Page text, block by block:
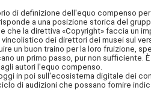
di definizione dell'equo compenso
a una posizione storica del
la direttiva «Copyright» faccia un
dei direttori dei musei sul
un buon traino per la loro fruizione,
un primo passo, pur non sufficiente.
autori l'equo compenso.
in poi sull'ecosistema digitale dei
di audizioni che possano fornire